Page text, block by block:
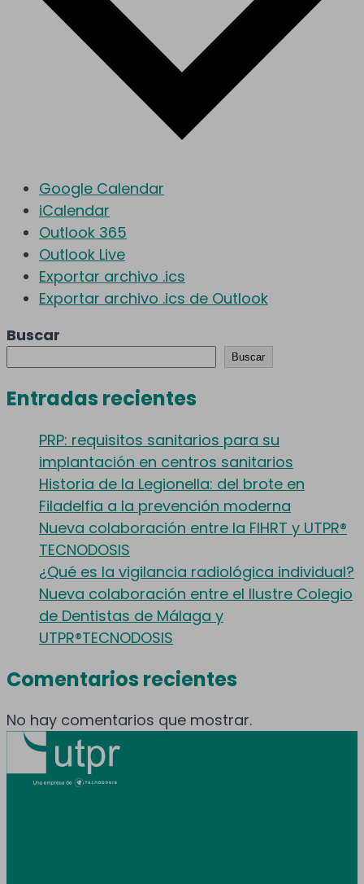
Google Calendar
iCalendar
Outlook 365
Outlook Live
Exportar archivo .ics
Exportar archivo .ics de Outlook
Buscar
Buscar
Entradas recientes
PRP: requisitos sanitarios para su
implantación en centros sanitarios
Historia de la Legionella: del brote en
Filadelfia a la prevención moderna
Nueva colaboración entre la FIHRT y UTPR®
TECNODOSIS
¿Qué es la vigilancia radiológica individual?
Nueva colaboración entre el Ilustre Colegio
de Dentistas de Málaga y
UTPR®TECNODOSIS
Comentarios recientes
No hay comentarios que mostrar.